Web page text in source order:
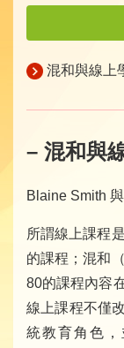
混和與線上
– 混和與
Blaine Smith
所謂線上課程
的課程；混和
80的課程內容
線上課程不僅
統教育角色